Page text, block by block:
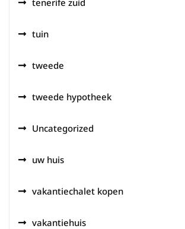
tuin
tweede
tweede hypotheek
Uncategorized
uw huis
vakantiechalet kopen
vakantiehuis